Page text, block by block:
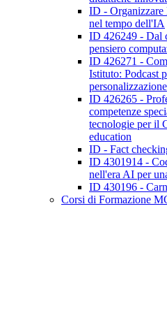
ID - Organizzare
nel tempo dell'IA
ID 426249 - Dal
pensiero
ID 426271 -
Istituto: Podcast
personalizzazione
ID 426265 -
competenze
tecnologie per il
education
ID - Fact
ID 4301914 -
nell'era AI per
ID 430196 -
Corsi di Formazione